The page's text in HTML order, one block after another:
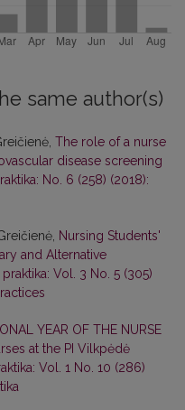
same author(s)
The role of a nurse
disease screening
No. 6 (258) (2018):
Nursing Students'
and Alternative
Vol. 3 No. 5 (305)
YEAR OF THE NURSE
at the PI Vilkpėdė
Vol. 1 No. 10 (286)